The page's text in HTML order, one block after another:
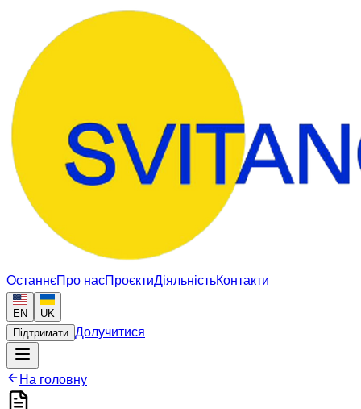
ОстаннєПро насПроєктиДіяльністьКонтакти
EN
UK
Підтримати Долучитися
На головну